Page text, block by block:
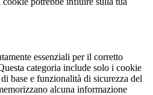
essenziali per il corretto
categoria include solo i cookie
base e funzionalità di sicurezza del
alcuna informazione